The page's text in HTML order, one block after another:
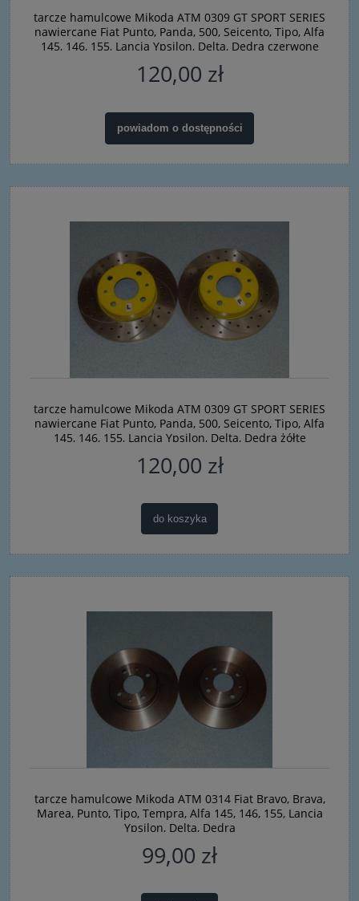
tarcze hamulcowe Mikoda ATM 0309 GT SPORT SERIES
nawiercane Fiat Punto, Panda, 500, Seicento, Tipo, Alfa
145, 146, 155, Lancia Ypsilon, Delta, Dedra czerwone
120,00 zł
powiadom o dostępności
tarcze hamulcowe Mikoda ATM 0309 GT SPORT SERIES
nawiercane Fiat Punto, Panda, 500, Seicento, Tipo, Alfa
145, 146, 155, Lancia Ypsilon, Delta, Dedra żółte
120,00 zł
do koszyka
tarcze hamulcowe Mikoda ATM 0314 Fiat Bravo, Brava,
Marea, Punto, Tipo, Tempra, Alfa 145, 146, 155, Lancia
Ypsilon, Delta, Dedra
99,00 zł